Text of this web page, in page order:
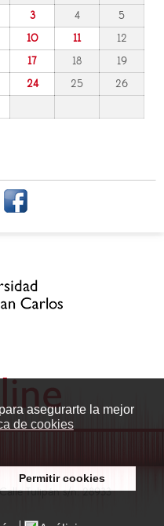
asegurarte la mejor
de cookies
Permitir cookies
3 4
5
10 11
12
17 18
19
24 25
26
Tulipán s/n. 28933